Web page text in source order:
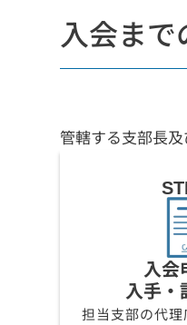
入会まで
管轄する支部長
入会
入手・
担当支部の代